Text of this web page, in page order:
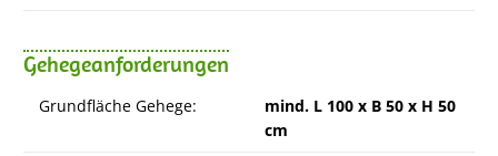
Gehegeanforderungen
Grundfläche Gehege:
mind. L 100 x B 50 x H 50
cm